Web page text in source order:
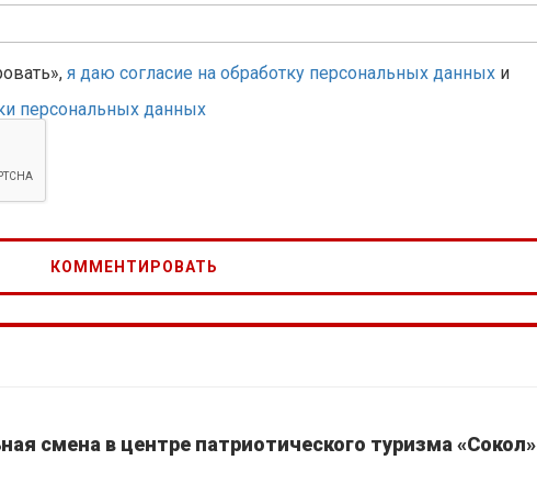
я даю согласие на обработку персональных данных и
персональных данных
смена в центре патриотического туризма «Сокол»